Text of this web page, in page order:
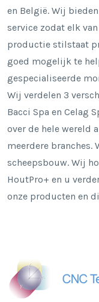
en België. Wij
service zodat elk
productie stilstaat
goed mogelijk te
gespecialiseerde
Wij verdelen 3
Bacci Spa en Celag
over de hele wereld
meerdere branches.
scheepsbouw. Wij
HoutPro+ en u
onze producten en